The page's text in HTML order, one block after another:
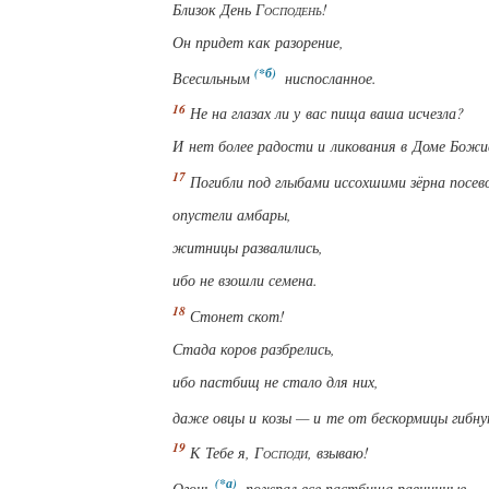
Близок День Господень!
Он придет как разорение,
Всесильным
ниспосланное.
Не на глазах ли у вас пища ваша исчезла?
И нет более радости и ликования в Доме
Погибли под глыбами иссохшими зёрна
опустели амбары,
житницы развалились,
ибо не взошли семена.
Стонет скот!
Стада коров разбрелись,
ибо пастбищ не стало для них,
даже овцы и козы — и те от бескормицы
К Тебе я, Господи, взываю!